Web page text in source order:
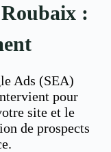
:
Ads (SEA)
pour
site et le
de prospects